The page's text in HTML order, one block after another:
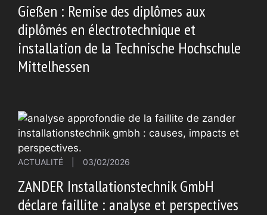
Gießen : Remise des diplômes aux
diplômés en électrotechnique et
installation de la Technische Hochschule
Mittelhessen
ACTUALITÉ 03/02/2026
ZANDER Installationstechnik GmbH
déclare faillite : analyse et perspectives